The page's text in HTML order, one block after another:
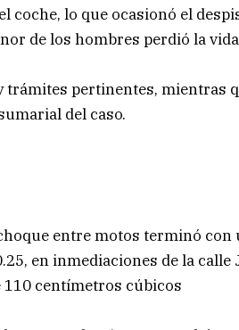
coche, lo que ocasionó el
de los hombres perdió la
trámites pertinentes, mientras
del caso.
entre motos terminó con
en inmediaciones de la calle
110 centímetros cúbicos